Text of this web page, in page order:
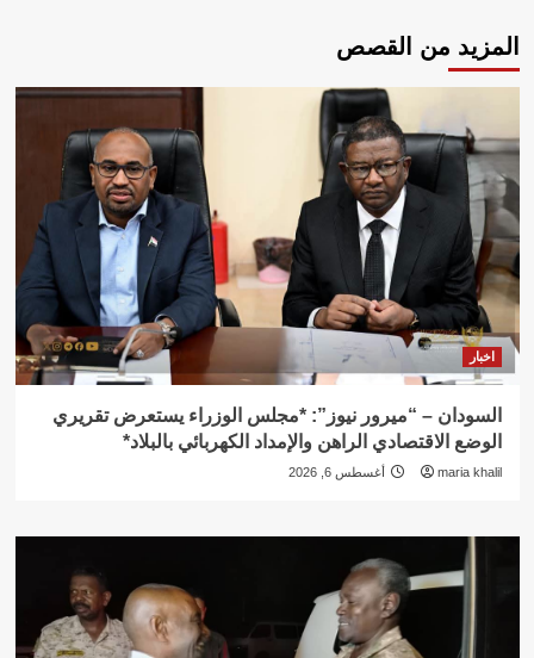
المزيد من القصص
اخبار
السودان – “ميرور نيوز”: *مجلس الوزراء يستعرض تقريري
الوضع الاقتصادي الراهن والإمداد الكهربائي بالبلاد*
maria khalil أغسطس 6, 2026